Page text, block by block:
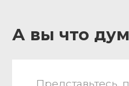
А вы что